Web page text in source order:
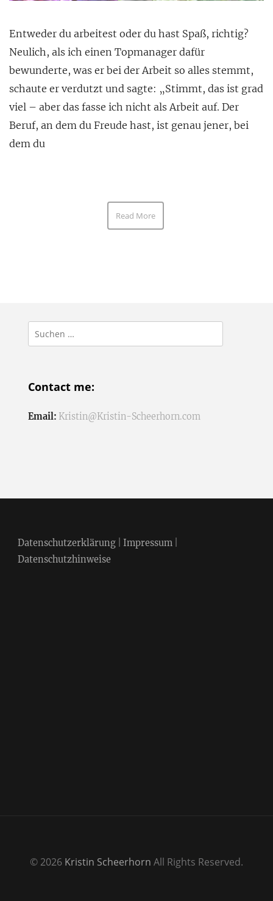
Entweder du arbeitest oder du hast Spaß, richtig?
Neulich, als ich einen Topmanager dafür
bewunderte, was er bei der Arbeit so alles stemmt,
schaute er verdutzt und sagte: „Stimmt, das ist grad
viel – aber das fasse ich nicht als Arbeit auf. Der
Beruf, an dem du Freude hast, ist genau jener, bei
dem du
Read More
Suchen
nach:
Contact me:
Email: Kristin@Kristin-Scheerhorn.com
Datenschutzerklärung| Impressum|
Datenschutzhinweise
© 2026 Kristin Scheerhorn All Rights Reserved.